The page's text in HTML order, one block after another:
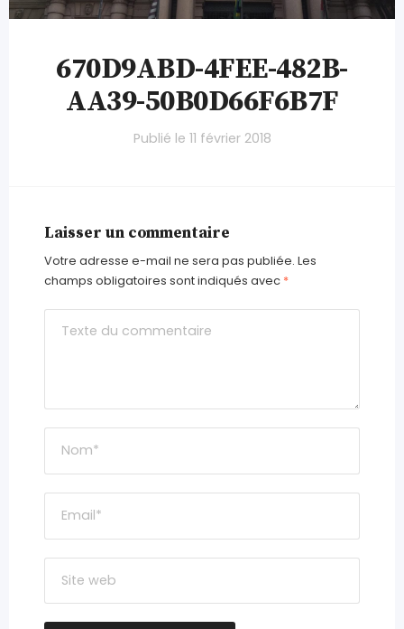
670D9ABD-4FEE-482B-
AA39-50B0D66F6B7F
Publié le 11 février 2018
Laisser un commentaire
Votre adresse e-mail ne sera pas publiée. Les
champs obligatoires sont indiqués avec *